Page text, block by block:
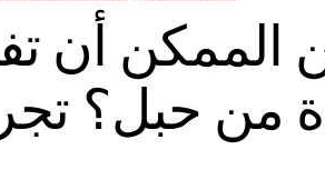
أن
من حبل؟